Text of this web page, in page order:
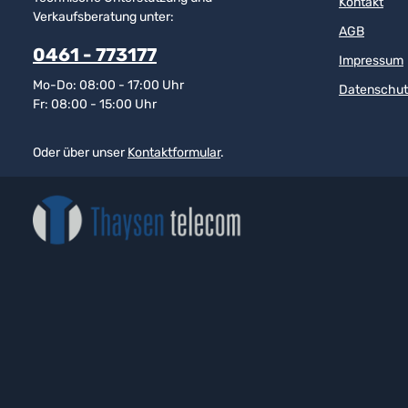
Verkaufsberatung unter:
0461 - 773177
Mo-Do: 08:00 - 17:00 Uhr
Fr: 08:00 - 15:00 Uhr
Oder über unserKontaktformular.
AGB
Impressum